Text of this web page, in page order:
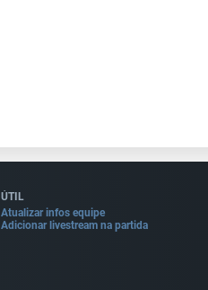
ÚTIL
Atualizar infos equipe
Adicionar livestream na partida